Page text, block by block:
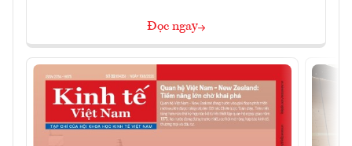
Đọc ngay